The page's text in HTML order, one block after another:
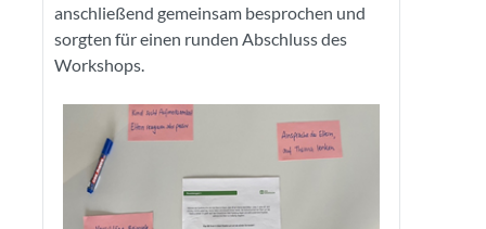
anschließend gemeinsam besprochen und
sorgten für einen runden Abschluss des
Workshops.